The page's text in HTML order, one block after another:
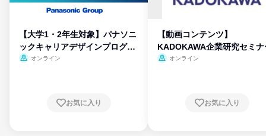
【大学1・2年生対象】パナソニ
ックキャリアデザインプログラ
ム
オンライン
お気に入り
【動画コンテンツ】
KADOKAWA企業研究セミナ
オンライン
お気に入り